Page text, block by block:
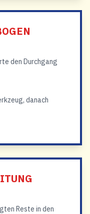
den Durchgang
danach
Reste in den